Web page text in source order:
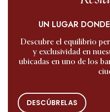
UN LUGAR
Descubre el equilibrio
y exclusividad en
ubicadas en uno de los
DESCÚBRELAS